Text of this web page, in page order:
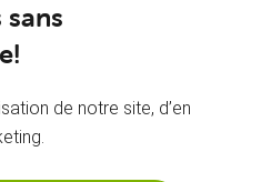
de notre site, d’en